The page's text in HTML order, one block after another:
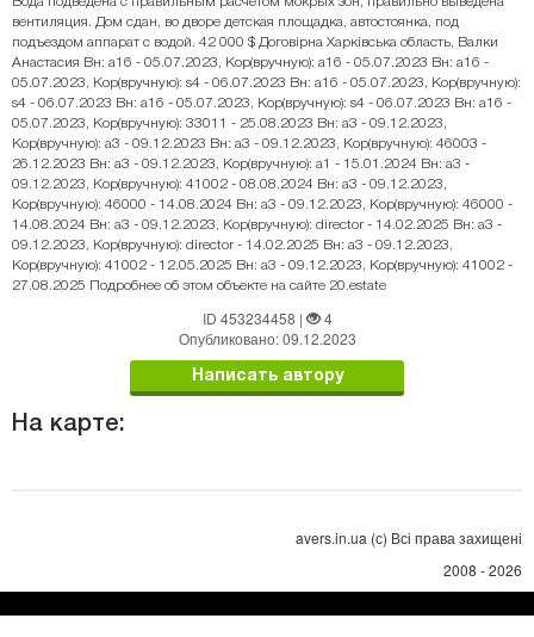
вентиляция. Дом сдан, во дворе детская площадка, автостоянка, под
подъездом аппарат с водой. 42 000 $ Договірна Харківська область, Валки
Анастасия Вн: a16 - 05.07.2023, Кор(вручную): a16 - 05.07.2023 Вн: a16 -
05.07.2023, Кор(вручную): s4 - 06.07.2023 Вн: a16 - 05.07.2023, Кор(вручную):
s4 - 06.07.2023 Вн: a16 - 05.07.2023, Кор(вручную): s4 - 06.07.2023 Вн: a16 -
05.07.2023, Кор(вручную): 33011 - 25.08.2023 Вн: a3 - 09.12.2023,
Кор(вручную): a3 - 09.12.2023 Вн: a3 - 09.12.2023, Кор(вручную): 46003 -
26.12.2023 Вн: a3 - 09.12.2023, Кор(вручную): a1 - 15.01.2024 Вн: a3 -
09.12.2023, Кор(вручную): 41002 - 08.08.2024 Вн: a3 - 09.12.2023,
Кор(вручную): 46000 - 14.08.2024 Вн: a3 - 09.12.2023, Кор(вручную): 46000 -
14.08.2024 Вн: a3 - 09.12.2023, Кор(вручную): director - 14.02.2025 Вн: a3 -
09.12.2023, Кор(вручную): director - 14.02.2025 Вн: a3 - 09.12.2023,
Кор(вручную): 41002 - 12.05.2025 Вн: a3 - 09.12.2023, Кор(вручную): 41002 -
27.08.2025 Подробнее об этом объекте на сайте 20.estate
ID 453234458 |
4
Опубликовано: 09.12.2023
Написать автору
На карте:
avers.in.ua (с) Всі права захищені
2008 - 2026